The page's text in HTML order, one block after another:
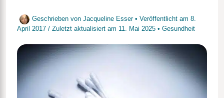
Geschrieben von Jacqueline Esser • Veröffentlicht am 8.
April 2017 / Zuletzt aktualisiert am 11. Mai 2025• Gesundheit